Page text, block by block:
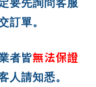
要先詢問客服
訂單。
者皆無法保證
人請知悉。